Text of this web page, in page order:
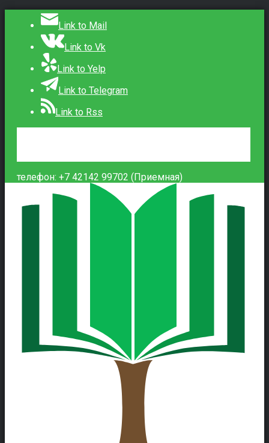
Link to Mail
Link to Vk
Link to Yelp
Link to Telegram
Link to Rss
телефон: +7 42142 99702 (Приемная)